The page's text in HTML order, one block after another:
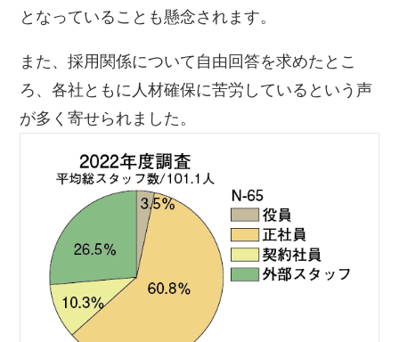
となっていることも懸念されます。
また、採用関係について自由回答を求めたとこ
ろ、各社ともに人材確保に苦労しているという声
が多く寄せられました。